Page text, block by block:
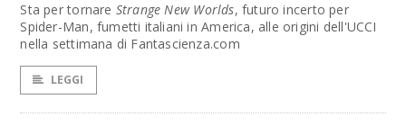
Sta per tornare Strange New Worlds, futuro incerto per
Spider-Man, fumetti italiani in America, alle origini dell'UCCI
nella settimana di Fantascienza.com
LEGGI